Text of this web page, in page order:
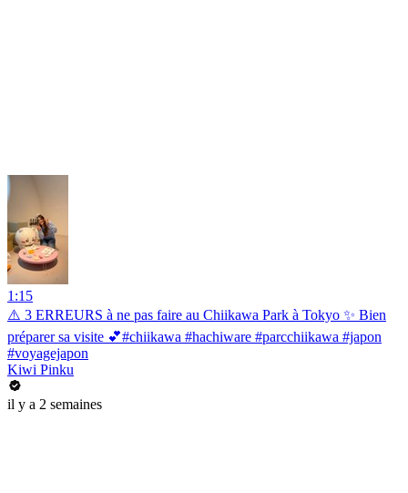
1:15
⚠️ 3 ERREURS à ne pas faire au Chiikawa Park à Tokyo ✨ Bien
préparer sa visite 💕#chiikawa #hachiware #parcchiikawa #japon
#voyagejapon
Kiwi Pinku
il y a 2 semaines